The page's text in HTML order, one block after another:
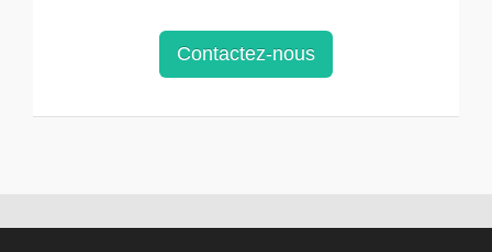
Contactez-nous